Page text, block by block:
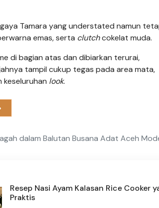
Tamara yang understated namun
emas, serta clutchcokelat muda.
di bagian atas dan dibiarkan terurai,
tampil cukup tegas pada area mata,
look.
dalam Balutan Busana Adat Aceh
Resep Nasi Ayam Kalasan Rice Cooker
Praktis